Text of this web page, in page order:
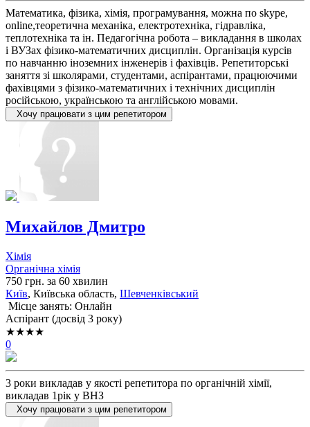
Математика, фізика, хімія, програмування, можна по skype,
online,теоретична механіка, електротехніка, гідравліка,
теплотехніка та ін. Педагогічна робота – викладання в школах
і ВУЗах фізико-математичних дисциплін. Організація курсів
по навчанню іноземних інженерів і фахівців. Репетиторські
заняття зі школярами, студентами, аспірантами, працюючими
фахівцями з фізико-математичних і технічних дисциплін
російською, українською та англійською мовами.
Хочу працювати з цим репетитором
Михайлов Дмитро
Хімія
Органічна хімія
750 грн. за 60 хвилин
Київ, Київська область, Шевченківський
Місце занять: Онлайн
Аспірант (досвід 3 року)
★★★★
0
3 роки викладав у якості репетитора по органічній хімії,
викладав 1рік у ВНЗ
Хочу працювати з цим репетитором